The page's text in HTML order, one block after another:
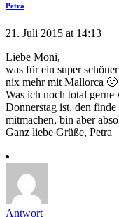
Petra
21. Juli 2015 at 14:13
Liebe Moni,
was für ein super
nix mehr mit Mallorca 🙁
Was ich noch total gerne
Donnerstag ist, den
mitmachen, bin aber
Ganz liebe Grüße, Petra
Antwort